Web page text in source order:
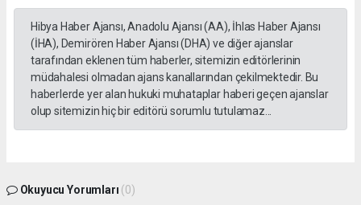
Hibya Haber Ajansı, Anadolu Ajansı (AA), İhlas Haber Ajansı
(İHA), Demirören Haber Ajansı (DHA) ve diğer ajanslar
tarafından eklenen tüm haberler, sitemizin editörlerinin
müdahalesi olmadan ajans kanallarından çekilmektedir. Bu
haberlerde yer alan hukuki muhataplar haberi geçen ajanslar
olup sitemizin hiç bir editörü sorumlu tutulamaz...
Okuyucu Yorumları (0)